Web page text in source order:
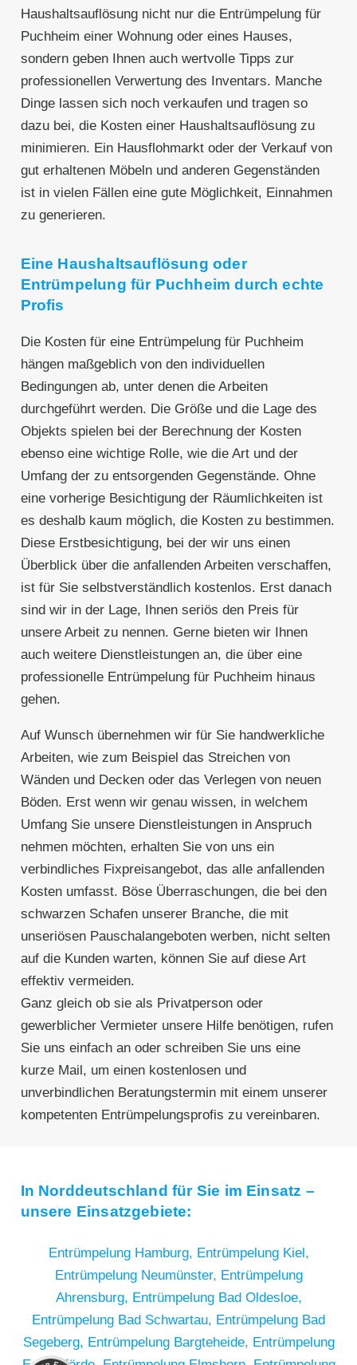
Haushaltsauflösung nicht nur die Entrümpelung für
Puchheim einer Wohnung oder eines Hauses,
sondern geben Ihnen auch wertvolle Tipps zur
professionellen Verwertung des Inventars. Manche
Dinge lassen sich noch verkaufen und tragen so
dazu bei, die Kosten einer Haushaltsauflösung zu
minimieren. Ein Hausflohmarkt oder der Verkauf von
gut erhaltenen Möbeln und anderen Gegenständen
ist in vielen Fällen eine gute Möglichkeit, Einnahmen
zu generieren.
Eine Haushaltsauflösung oder
Entrümpelung für Puchheim durch echte
Profis
Die Kosten für eine Entrümpelung für Puchheim
hängen maßgeblich von den individuellen
Bedingungen ab, unter denen die Arbeiten
durchgeführt werden. Die Größe und die Lage des
Objekts spielen bei der Berechnung der Kosten
ebenso eine wichtige Rolle, wie die Art und der
Umfang der zu entsorgenden Gegenstände. Ohne
eine vorherige Besichtigung der Räumlichkeiten ist
es deshalb kaum möglich, die Kosten zu bestimmen.
Diese Erstbesichtigung, bei der wir uns einen
Überblick über die anfallenden Arbeiten verschaffen,
ist für Sie selbstverständlich kostenlos. Erst danach
sind wir in der Lage, Ihnen seriös den Preis für
unsere Arbeit zu nennen. Gerne bieten wir Ihnen
auch weitere Dienstleistungen an, die über eine
professionelle Entrümpelung für Puchheim hinaus
gehen.
Auf Wunsch übernehmen wir für Sie handwerkliche
Arbeiten, wie zum Beispiel das Streichen von
Wänden und Decken oder das Verlegen von neuen
Böden. Erst wenn wir genau wissen, in welchem
Umfang Sie unsere Dienstleistungen in Anspruch
nehmen möchten, erhalten Sie von uns ein
verbindliches Fixpreisangebot, das alle anfallenden
Kosten umfasst. Böse Überraschungen, die bei den
schwarzen Schafen unserer Branche, die mit
unseriösen Pauschalangeboten werben, nicht selten
auf die Kunden warten, können Sie auf diese Art
effektiv vermeiden.
Ganz gleich ob sie als Privatperson oder
gewerblicher Vermieter unsere Hilfe benötigen, rufen
Sie uns einfach an oder schreiben Sie uns eine
kurze Mail, um einen kostenlosen und
unverbindlichen Beratungstermin mit einem unserer
kompetenten Entrümpelungsprofis zu vereinbaren.
In Norddeutschland für Sie im Einsatz –
unsere Einsatzgebiete:
Entrümpelung Hamburg, Entrümpelung Kiel,
Entrümpelung Neumünster, Entrümpelung
Ahrensburg, Entrümpelung Bad Oldesloe,
Entrümpelung Bad Schwartau, Entrümpelung Bad
Segeberg, Entrümpelung Bargteheide, Entrümpelung
Kundenbewertungen und Erfahrungen zu
RümpelButler